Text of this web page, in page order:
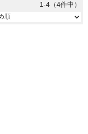
1-4（4件中）